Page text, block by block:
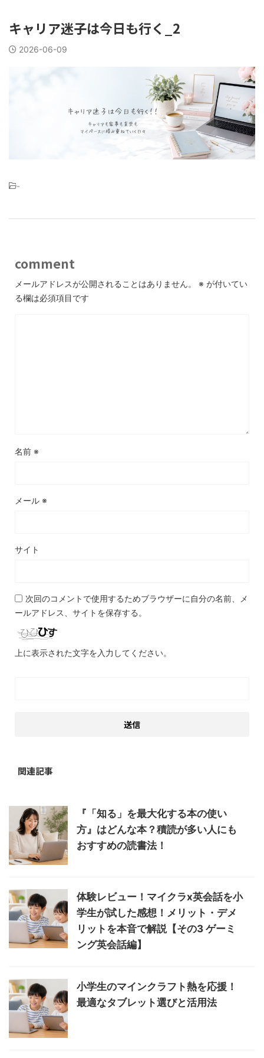
キャリア迷子は今日も行く_2
2026-06-09
-
comment
メールアドレスが公開されることはありません。 ※ が付いてい
る欄は必須項目です
名前 ※
メール ※
サイト
次回のコメントで使用するためブラウザーに自分の名前、メ
ールアドレス、サイトを保存する。
上に表示された文字を入力してください。
関連記事
『「知る」を最大化する本の使い
方』はどんな本？積読が多い人にも
おすすめの読書法！
体験レビュー！マイクラx英会話を小
学生が試した感想！メリット・デメ
リットを本音で解説【その3 ゲーミ
ング英会話編】
小学生のマインクラフト熱を応援！
最適なタブレット選びと活用法